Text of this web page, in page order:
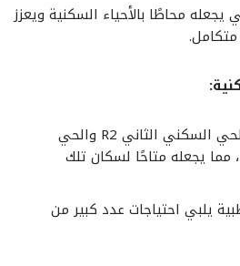
يجعله محاطًا بالأحياء السكنية ويعزز
يتوسط المشروع الحي السكني الثاني R2 والحي
السكني الثالث R3، مما يجعله متاحًا لسكان تلك
يلبي احتياجات عدد كبير من